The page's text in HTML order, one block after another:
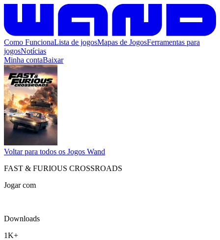
Como FuncionaLista de jogosMapas de JogosFerramentas para
jogosNotícias
Minha contaBaixar
Voltar para todos os Jogos Wand
FAST & FURIOUS CROSSROADS
Jogar com
Downloads
1K+